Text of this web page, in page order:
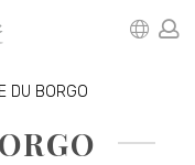
DU BORGO